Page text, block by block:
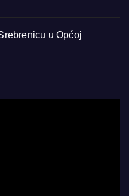
u Općoj